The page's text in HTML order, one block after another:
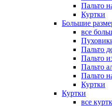
Пальто
Куртки
Большие
все
Пальто
Пальто
Пальто
Пальто
Куртки
Куртки
все